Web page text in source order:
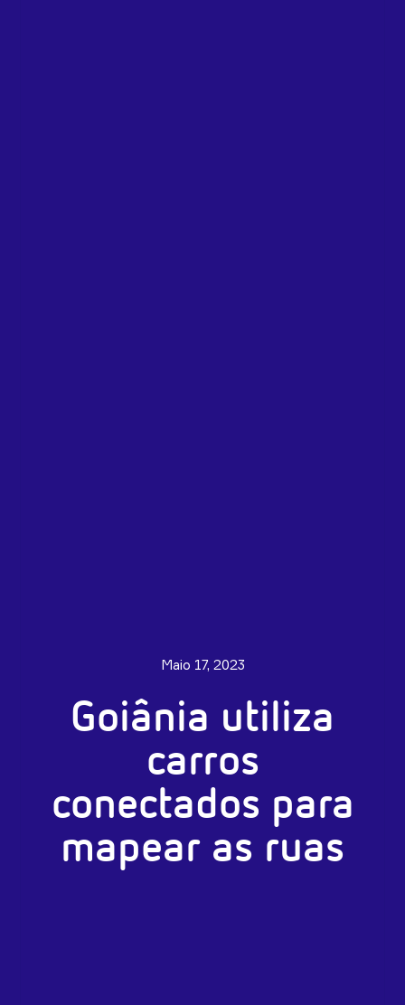
Maio 17, 2023
Goiânia utiliza
carros
conectados para
mapear as ruas